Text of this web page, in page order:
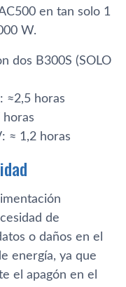
en tan solo 1
W.
dos B300S (SOLO
≈2,5 horas
horas
≈ 1,2 horas
de
o daños en el
energía, ya que
el apagón en el